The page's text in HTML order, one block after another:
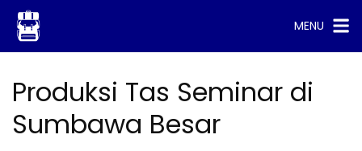
Skip
content
MENU
Produksi Tas Seminar di
Sumbawa Besar